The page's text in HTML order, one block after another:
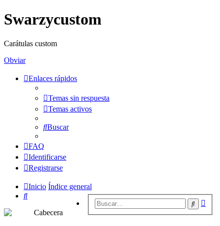
Swarzycustom
Carátulas custom
Obviar
Enlaces rápidos
Temas sin respuesta
Temas activos
Buscar
FAQ
Identificarse
Registrarse
Inicio Índice general
Buscar
Buscar